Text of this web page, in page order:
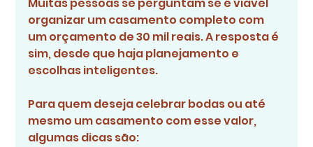
Muitas pessoas se perguntam se é viável
organizar um casamento completo com
um orçamento de 30 mil reais. A resposta é
sim, desde que haja planejamento e
escolhas inteligentes.
Para quem deseja celebrar bodas ou até
mesmo um casamento com esse valor,
algumas dicas são: